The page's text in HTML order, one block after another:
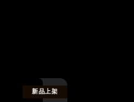
新品上架